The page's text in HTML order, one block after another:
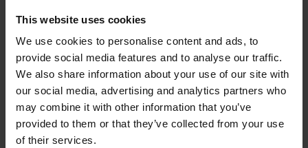
This website uses cookies
We use cookies to personalise content and ads, to
provide social media features and to analyse our traffic.
We also share information about your use of our site with
our social media, advertising and analytics partners who
may combine it with other information that you’ve
provided to them or that they’ve collected from your use
of their services.
Modellen på bildet er 185 cm høy og bruker størrelse M.
Spesifikasjon